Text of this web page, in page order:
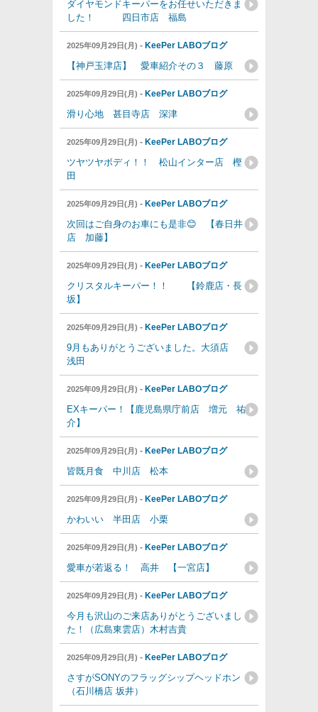
ダイヤモンドキーパーをお任せいただきま
した！ 四日市店 福島
2025年09月29日(月) - KeePer LABOブログ
【神戸玉津店】 愛車紹介その３ 藤原
2025年09月29日(月) - KeePer LABOブログ
滑り心地 甚目寺店 深津
2025年09月29日(月) - KeePer LABOブログ
ツヤツヤボディ！！ 松山インター店 樫
田
2025年09月29日(月) - KeePer LABOブログ
次回はご自身のお車にも是非😊 【春日井
店 加藤】
2025年09月29日(月) - KeePer LABOブログ
クリスタルキーパー！！ 【鈴鹿店・長
坂】
2025年09月29日(月) - KeePer LABOブログ
9月もありがとうございました。大須店
浅田
2025年09月29日(月) - KeePer LABOブログ
EXキーパー！【鹿児島県庁前店 増元 祐
介】
2025年09月29日(月) - KeePer LABOブログ
皆既月食 中川店 松本
2025年09月29日(月) - KeePer LABOブログ
かわいい 半田店 小栗
2025年09月29日(月) - KeePer LABOブログ
愛車が若返る！ 高井 【一宮店】
2025年09月29日(月) - KeePer LABOブログ
今月も沢山のご来店ありがとうございまし
た！（広島東雲店）木村吉貴
2025年09月29日(月) - KeePer LABOブログ
さすがSONYのフラッグシップヘッドホン
（石川橋店 坂井）